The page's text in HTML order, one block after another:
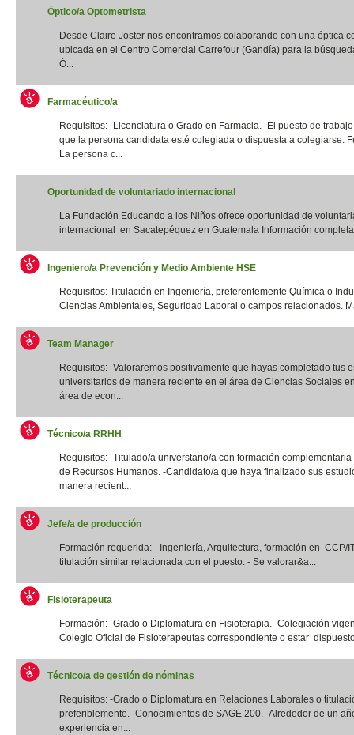
Óptico/a Optometrista
Desde Claire Joster nos encontramos colaborando con una óptica
ubicada en el Centro Comercial Carrefour (Gandía) para la
Ó...
Farmacéutico/a
Requisitos: -Licenciatura o Grado en Farmacia. -El puesto de
que la persona candidata esté colegiada o dispuesta a colegiarse.
La persona c...
Oportunidad de voluntariado internacional
La Fundación Educando a los Niños ofrece oportunidad de
internacional en Sacatepéquez en Guatemala Información
Ingeniero/a Prevención y Medio Ambiente HSE
Requisitos: Titulación en Ingeniería, preferentemente Química o
Ciencias Ambientales, Seguridad Laboral o campos relacionados.
Team Manager
Requisitos: -Valoraremos positivamente que hayas completado tus
universitarios de manera reciente en el área de Ciencias Sociales
área de econ...
Técnico/a RRHH
Requisitos: -Titulado/a universtario/a con formación
de Recursos Humanos. -Candidato/a que haya finalizado sus
manera recient...
Jefe/a de producción
Formación requerida: - Ingeniería, Arquitectura, formación en CCP/
titulación similar relacionada con el puesto. - Se valorar&a...
Fisioterapeuta
Formación: -Grado o Diplomatura en Fisioterapia. -Colegiación
Colegio Oficial de Fisioterapeutas correspondiente o estar
Técnico/a de gestión de nóminas
Requisitos: -Grado o Diplomatura en Relaciones Laborales o
preferiblemente. -Conocimientos de SAGE 200. -Alrededor de un
experiencia en...